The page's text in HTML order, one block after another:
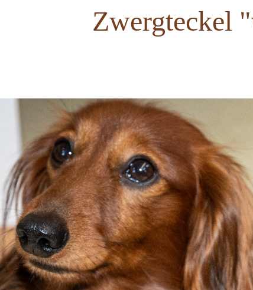
Zwergteckel